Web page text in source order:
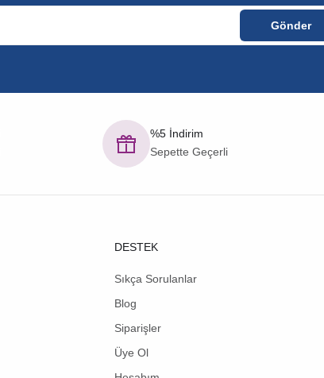
%5 İndirim
Sepette Geçerli
DESTEK
Sıkça Sorulanlar
Blog
Siparişler
Üye Ol